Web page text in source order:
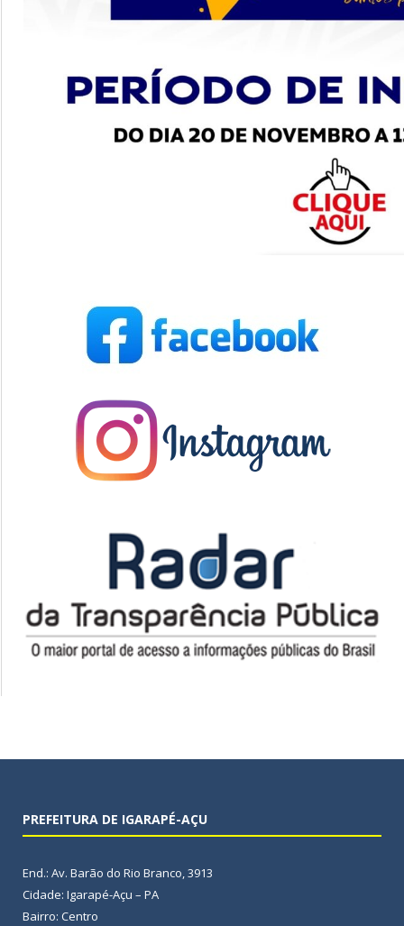
PREFEITURA DE IGARAPÉ-AÇU
End.: Av. Barão do Rio Branco, 3913
Cidade: Igarapé-Açu – PA
Bairro: Centro